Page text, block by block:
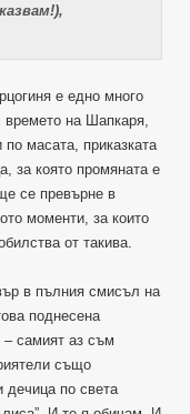
е едно много
времето на Шапкаря,
масата, приказката
за която промяната е
се превърне в
моменти, за които
от такива.
в пълния смисъл на
поднесена
– самият аз съм
също
дечица по света